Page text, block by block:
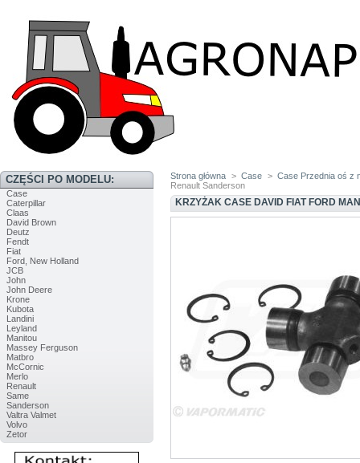
CZĘŚCI PO MODELU:
Case
Caterpillar
Claas
David Brown
Deutz
Fendt
Fiat
Ford, New Holland
JCB
John
John Deere
Krone
Kubota
Landini
Leyland
Manitou
Massey Ferguson
Matbro
McCornic
Merlo
Renault
Same
Sanderson
Valtra Valmet
Volvo
Zetor
Strona główna > Case > Case Przednia oś z
Renault Sanderson
KRZYŻAK CASE DAVID FIAT FORD